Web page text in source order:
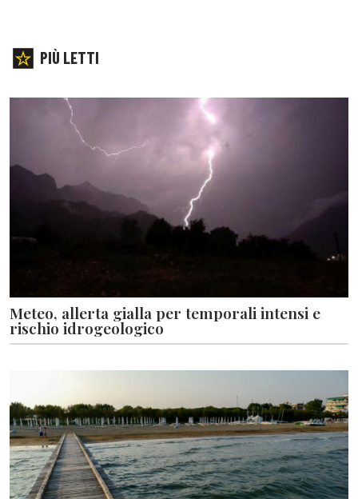
PIÙ LETTI
Meteo, allerta gialla per temporali intensi e
rischio idrogeologico